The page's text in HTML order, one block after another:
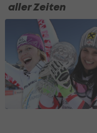
aller Zeiten